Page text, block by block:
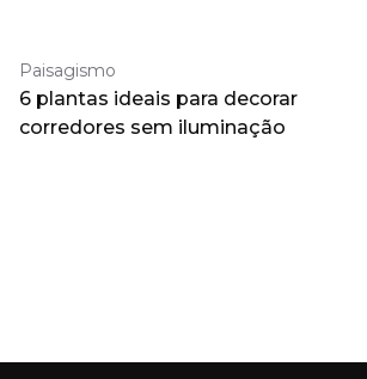
Paisagismo
6 plantas ideais para decorar
corredores sem iluminação